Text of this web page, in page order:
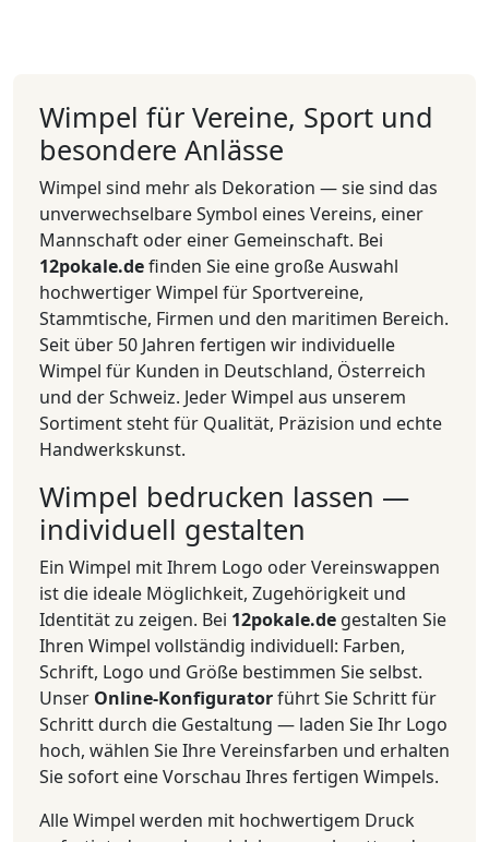
Wimpel für Vereine, Sport und
besondere Anlässe
Wimpel sind mehr als Dekoration — sie sind das
unverwechselbare Symbol eines Vereins, einer
Mannschaft oder einer Gemeinschaft. Bei
12pokale.definden Sie eine große Auswahl
hochwertiger Wimpel für Sportvereine,
Stammtische, Firmen und den maritimen Bereich.
Seit über 50 Jahren fertigen wir individuelle
Wimpel für Kunden in Deutschland, Österreich
und der Schweiz. Jeder Wimpel aus unserem
Sortiment steht für Qualität, Präzision und echte
Handwerkskunst.
Wimpel bedrucken lassen —
individuell gestalten
Ein Wimpel mit Ihrem Logo oder Vereinswappen
ist die ideale Möglichkeit, Zugehörigkeit und
Identität zu zeigen. Bei 12pokale.de gestalten Sie
Ihren Wimpel vollständig individuell: Farben,
Schrift, Logo und Größe bestimmen Sie selbst.
Unser Online-Konfiguratorführt Sie Schritt für
Schritt durch die Gestaltung — laden Sie Ihr Logo
hoch, wählen Sie Ihre Vereinsfarben und erhalten
Sie sofort eine Vorschau Ihres fertigen Wimpels.
Alle Wimpel werden mit hochwertigem Druck